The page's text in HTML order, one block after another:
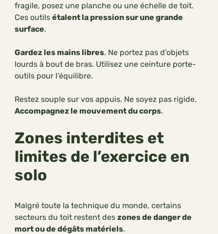
fragile, posez une planche ou une échelle de toit.
Ces outils étalent la pression sur une grande
surface.
Gardez les mains libres. Ne portez pas d’objets
lourds à bout de bras. Utilisez une ceinture porte-
outils pour l’équilibre.
Restez souple sur vos appuis. Ne soyez pas rigide.
Accompagnez le mouvement du corps.
Zones interdites et
limites de l’exercice en
solo
Malgré toute la technique du monde, certains
secteurs du toit restent des zones de danger de
mort ou de dégâts matériels.